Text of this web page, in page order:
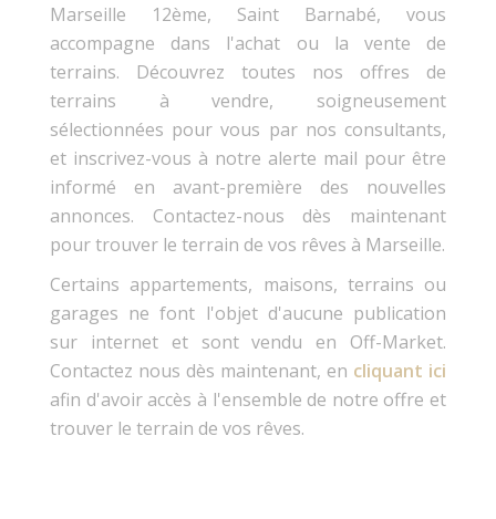
Marseille 12ème, Saint Barnabé, vous
accompagne dans l'achat ou la vente de
terrains. Découvrez toutes nos offres de
terrains à vendre, soigneusement
sélectionnées pour vous par nos consultants,
et inscrivez-vous à notre alerte mail pour être
informé en avant-première des nouvelles
annonces. Contactez-nous dès maintenant
pour trouver le terrain de vos rêves à Marseille.
Certains appartements, maisons, terrains ou
garages ne font l'objet d'aucune publication
sur internet et sont vendu en Off-Market.
Contactez nous dès maintenant, en cliquant ici
afin d'avoir accès à l'ensemble de notre offre et
trouver le terrain de vos rêves.